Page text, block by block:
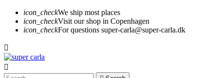
icon_checkWe ship most places
icon_checkVisit our shop in Copenhagen
icon_checkFor questions super-carla@super-carla.dk

